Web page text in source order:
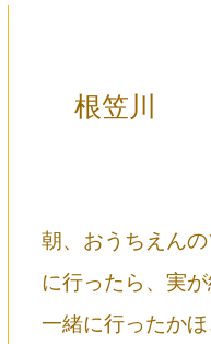
根笠川
朝、おうちえん
に行ったら、実
一緒に行ったか